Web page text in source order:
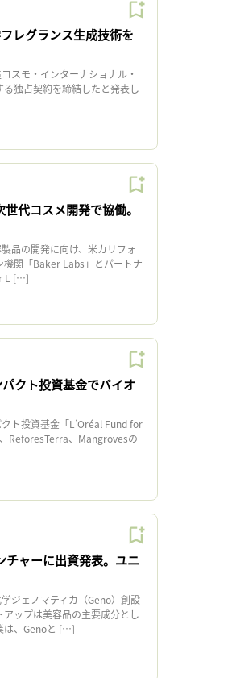
レグランス生成技術を
スモ・インターナショナル・
独占契約を締結したと発表し
代コスメ開発で協働。
品の開発に向け、米カリフォ
機関「Baker Labs」とパートナ
L […]
クト投資基金でバイオ
ト投資基金「L’Oréal Fund for
ReforesTerra、Mangrovesの
チャーに出資発表。ユニ
ジェノマティカ（Geno）創設
ップは美容品の主要成分とし
は、Genoと […]